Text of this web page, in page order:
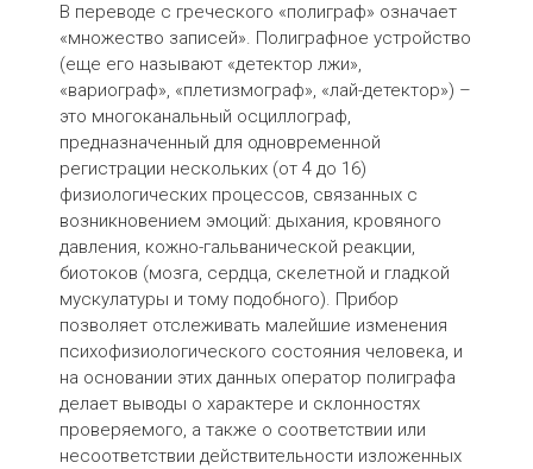
В переводе с греческого «полиграф» означает
«множество записей». Полиграфное устройство
(еще его называют «детектор лжи»,
«вариограф», «плетизмограф», «лай-детектор») –
это многоканальный осциллограф,
предназначенный для одновременной
регистрации нескольких (от 4 до 16)
физиологических процессов, связанных с
возникновением эмоций: дыхания, кровяного
давления, кожно-гальванической реакции,
биотоков (мозга, сердца, скелетной и гладкой
мускулатуры и тому подобного). Прибор
позволяет отслеживать малейшие изменения
психофизиологического состояния человека, и
на основании этих данных оператор полиграфа
делает выводы о характере и склонностях
проверяемого, а также о соответствии или
несоответствии действительности изложенных